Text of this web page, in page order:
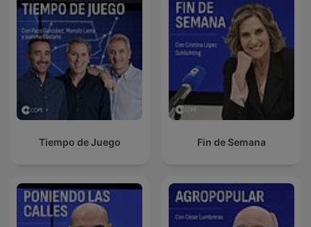
Tiempo de Juego Fin de Semana